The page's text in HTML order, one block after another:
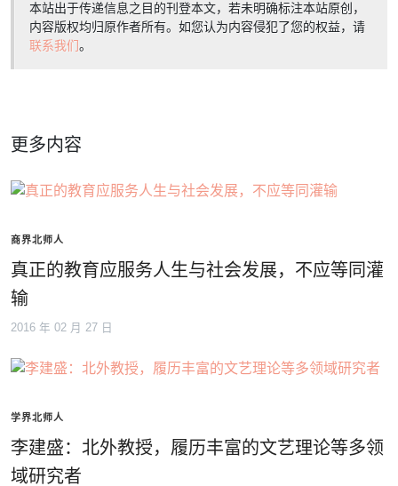
本站出于传递信息之目的刊登本文，若未明确标注本站原创，
内容版权均归原作者所有。如您认为内容侵犯了您的权益，请
联系我们。
更多内容
商界北师人
真正的教育应服务人生与社会发展，不应等同灌
输
2016 年 02 月 27 日
学界北师人
李建盛：北外教授，履历丰富的文艺理论等多领
域研究者